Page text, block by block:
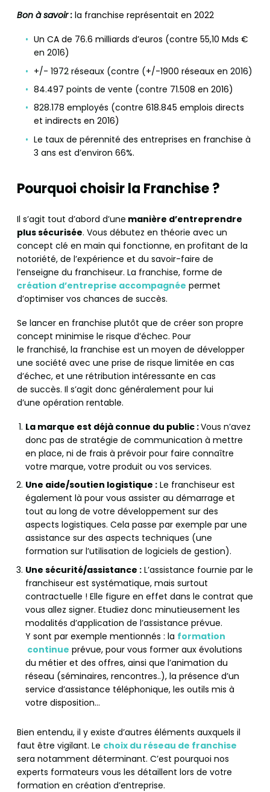
Bon à savoir : la franchise représentait en 2022
Un CA de 76.6 milliards d’euros (contre 55,10 Mds €
en 2016)
+/- 1972 réseaux (contre (+/-1900 réseaux en 2016)
84.497 points de vente (contre 71.508 en 2016)
828.178 employés (contre 618.845 emplois directs
et indirects en 2016)
Le taux de pérennité des entreprises en franchise à
3 ans est d’environ 66%.
Pourquoi choisir la Franchise ?
Il s’agit tout d’abord d’une manière d’entreprendre
plus sécurisée. Vous débutez en théorie avec un
concept clé en main qui fonctionne, en profitant de la
notoriété, de l’expérience et du savoir-faire de
l’enseigne du franchiseur. La franchise, forme de
création d’entreprise accompagnée permet
d’optimiser vos chances de succès.
Se lancer en franchise plutôt que de créer son propre
concept minimise le risque d’échec. Pour
le franchisé, la franchise est un moyen de développer
une société avec une prise de risque limitée en cas
d’échec, et une rétribution intéressante en cas
de succès. Il s’agit donc généralement pour lui
d’une opération rentable.
La marque est déjà connue du public :Vous n’avez
donc pas de stratégie de communication à mettre
en place, ni de frais à prévoir pour faire connaître
votre marque, votre produit ou vos services.
Une aide/soutien logistique : Le franchiseur est
également là pour vous assister au démarrage et
tout au long de votre développement sur des
aspects logistiques. Cela passe par exemple par une
assistance sur des aspects techniques (une
formation sur l’utilisation de logiciels de gestion).
Une sécurité/assistance : L’assistance fournie par le
franchiseur est systématique, mais surtout
contractuelle ! Elle figure en effet dans le contrat que
vous allez signer. Etudiez donc minutieusement les
modalités d’application de l’assistance prévue.
Y sont par exemple mentionnés : la formation
continue prévue, pour vous former aux évolutions
du métier et des offres, ainsi que l’animation du
réseau (séminaires, rencontres..), la présence d’un
service d’assistance téléphonique, les outils mis à
votre disposition…
Bien entendu, il y existe d’autres éléments auxquels il
faut être vigilant. Le choix du réseau de franchise
sera notamment déterminant. C’est pourquoi nos
experts formateurs vous les détaillent lors de votre
formation en création d’entreprise.